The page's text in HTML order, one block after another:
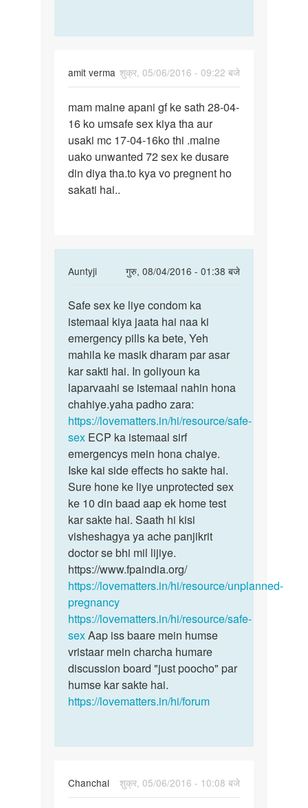
amit verma शुक्र, 05/06/2016 - 09:22 बजे
mam
maine
apani
gf
ke
sath
mam maine apani gf ke sath 28-04-
16 ko umsafe sex kiya tha aur
usaki mc 17-04-16ko thi .maine
uako unwanted 72 sex ke dusare
din diya tha.to kya vo pregnent ho
sakati hai..
Auntyji
गुरु, 08/04/2016 - 01:38 बजे
In
to
mam
maine
apani
gf
ke
sath
28
by
amit
verma
Safe
sex
ke
liye
condom
ka
Safe sex ke liye condom ka
istemaal kiya jaata hai naa ki
emergency pills ka bete, Yeh
mahila ke masik dharam par asar
kar sakti hai. In goliyoun ka
laparvaahi se istemaal nahin hona
chahiye.yaha padho zara:
https://lovematters.in/hi/resource/safe-
sex ECP ka istemaal sirf
emergencys mein hona chaiye.
Iske kai side effects ho sakte hai.
Sure hone ke liye unprotected sex
ke 10 din baad aap ek home test
kar sakte hai. Saath hi kisi
visheshagya ya ache panjikrit
doctor se bhi mil lijiye.
https://www.fpaindia.org/
https://lovematters.in/hi/resource/unplanned-
pregnancy
https://lovematters.in/hi/resource/safe-
sexAap iss baare mein humse
vristaar mein charcha humare
discussion board "just poocho" par
humse kar sakte hai.
https://lovematters.in/hi/forum
Chanchal
शुक्र, 05/06/2016 - 10:08 बजे